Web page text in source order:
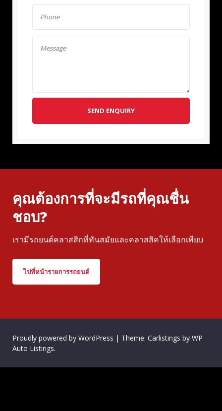
SEND ENQUIRY
คุณต้องการที่จะมีรถที่คุณชื่น
ชอบ?
เรามีรถยนต์คลาสสิกที่ทันสมัยและคลาสสิคให้เลือกเพียบ
ไปที่หน้ารายการรถยนต์
Proudly powered by WordPress | Theme: Carlistings by WP
Auto Listings.